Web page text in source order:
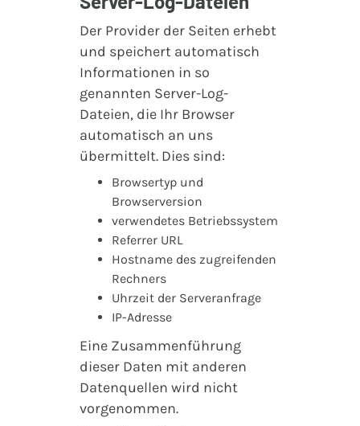
Der Provider der Seiten erhebt
und speichert automatisch
Informationen in so
genannten Server-Log-
Dateien, die Ihr Browser
automatisch an uns
übermittelt. Dies sind:
Browsertyp und
Browserversion
verwendetes Betriebssystem
Referrer URL
Hostname des zugreifenden
Rechners
Uhrzeit der Serveranfrage
IP-Adresse
Eine Zusammenführung
dieser Daten mit anderen
Datenquellen wird nicht
vorgenommen.